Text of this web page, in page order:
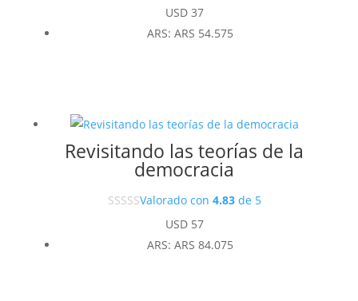
USD37
ARS: ARS 54.575
Revisitando las teorías de la
democracia
Valorado con 4.83de 5
USD57
ARS: ARS 84.075